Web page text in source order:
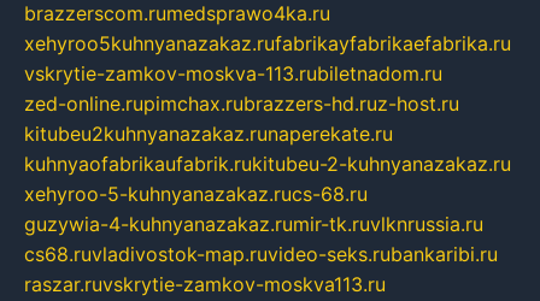
brazzerscom.rumedsprawo4ka.ru
xehyroo5kuhnyanazakaz.rufabrikayfabrikaefabrika.ru
vskrytie-zamkov-moskva-113.rubiletnadom.ru
zed-online.rupimchax.rubrazzers-hd.ruz-host.ru
kitubeu2kuhnyanazakaz.runaperekate.ru
kuhnyaofabrikaufabrik.rukitubeu-2-kuhnyanazakaz.ru
xehyroo-5-kuhnyanazakaz.rucs-68.ru
guzywia-4-kuhnyanazakaz.rumir-tk.ruvlknrussia.ru
cs68.ruvladivostok-map.ruvideo-seks.rubankaribi.ru
raszar.ruvskrytie-zamkov-moskva113.ru